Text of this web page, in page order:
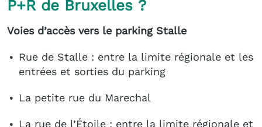
P+R de Bruxelles ?
Voies d’accès vers le parking Stalle
Rue de Stalle : entre la limite régionale et les
entrées et sorties du parking
La petite rue du Marechal
La rue de l’Étoile : entre la limite régionale et